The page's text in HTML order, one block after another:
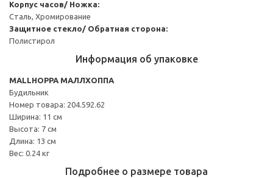
Корпус часов/ Ножка:
Сталь, Хромирование
Защитное стекло/ Обратная сторона:
Полистирол
Информация об упаковке
MALLHOPPA МАЛЛХОППА
Будильник
Номер товара: 204.592.62
Ширина: 11 см
Высота: 7 см
Длина: 13 см
Вес: 0.24 кг
Подробнее о размере товара